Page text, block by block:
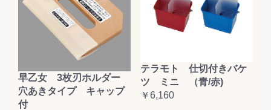
早乙女 3枚刃ホルダー
穴あきタイプ キャップ
付
テラモト 仕切付きバケ
ツ ミニ （青/赤)
￥6,160